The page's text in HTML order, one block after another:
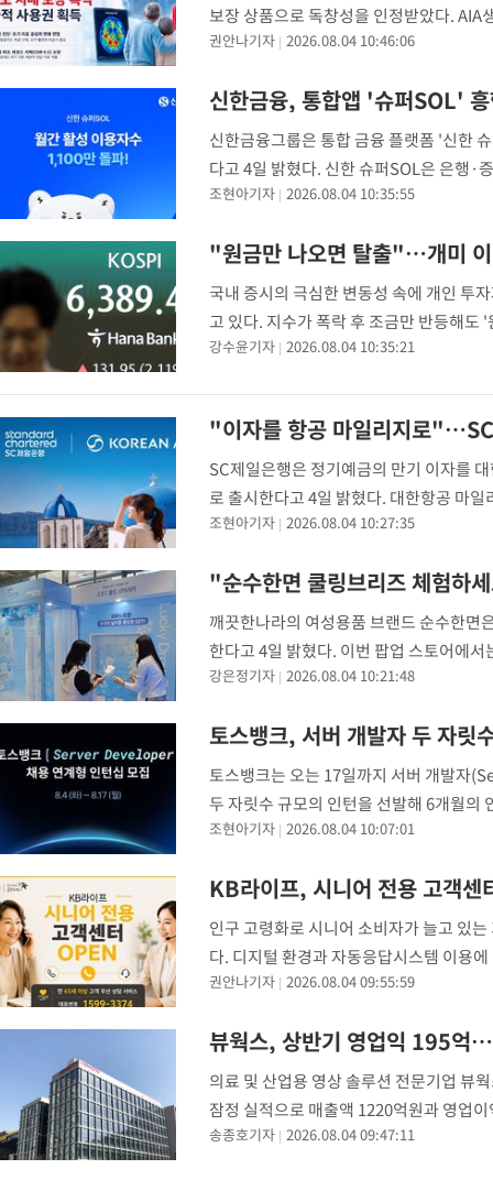
보장 상품으로 독창성을 인정받았다.
협회로부터 6개월의 배타적 사용권을 획
권안나기자 2026.08.04 10:46:06
신한금융, 통합앱 '슈퍼SOL'
신한금융그룹은 통합 금융 플랫폼 '신한
다고 4일 밝혔다. 신한 슈퍼SOL은 은행·
16일 정식 출시된 이후 MAU는 지난달
조현아기자 2026.08.04 10:35:55
"원금만 나오면 탈출"…개미
국내 증시의 극심한 변동성 속에 개인 투
고 있다. 지수가 폭락 후 조금만 반등해도
는 양상이다. 4일 한국거래소에 따르면
강수윤기자 2026.08.04 10:35:21
"이자를 항공 마일리지로
SC제일은행은 정기예금의 만기 이자를
로 출시한다고 4일 밝혔다. 대한항공 마
지급하는 만기이자지급식 정기 예금상
조현아기자 2026.08.04 10:27:35
"순수한면 쿨링브리즈 체험하
깨끗한나라의 여성용품 브랜드 순수한면
한다고 4일 밝혔다. 이번 팝업 스토어에
이 적용된 순수한면 쿨링브리즈는 통기
강은정기자 2026.08.04 10:21:48
토스뱅크, 서버 개발자 두 자
토스뱅크는 오는 17일까지 서버 개발자
두 자릿수 규모의 인턴을 선발해 6개월의
채용 절차는 서류 전형, 프리 인터뷰, 직
조현아기자 2026.08.04 10:07:01
KB라이프, 시니어 전용 고객
인구 고령화로 시니어 소비자가 늘고 있
다. 디지털 환경과 자동응답시스템 이용
기존 대표번호와 별도로 시니어 전용 상
권안나기자 2026.08.04 09:55:59
뷰웍스, 상반기 영업익 195
의료 및 산업용 영상 솔루션 전문기업 뷰
잠정 실적으로 매출액 1220억원과 영업
127.4% 늘어난 수치이며, 상반기 영업이
송종호기자 2026.08.04 09:47:11